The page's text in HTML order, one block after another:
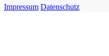
Impressum Datenschutz